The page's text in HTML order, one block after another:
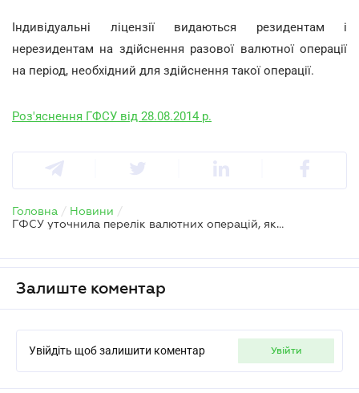
Індивідуальні ліцензії видаються резидентам і
нерезидентам на здійснення разової валютної операції
на період, необхідний для здійснення такої операції.
Роз'яснення ГФСУ від 28.08.2014 р.
Головна / Новини /
ГФСУ уточнила перелік валютних операцій, які вимагають індивідуальної ліцензії Нацбанку
Залиште коментар
Увійдіть щоб залишити коментар увійти